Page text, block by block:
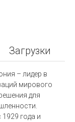
Загрузки
– лидер в
мирового
для
года и